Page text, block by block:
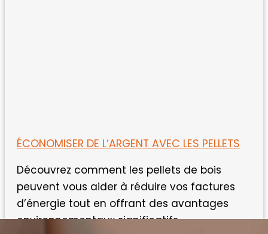
ÉCONOMISER DE L’ARGENT AVEC LES PELLETS
Découvrez comment les pellets de bois
peuvent vous aider à réduire vos factures
d’énergie tout en offrant des avantages
environnementaux significatifs.